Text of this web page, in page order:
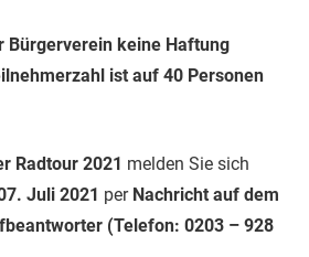
Bürgerverein keine Haftung
ist auf 40 Personen
Radtour 2021 melden Sie sich
Juli 2021 per Nachricht auf dem
(Telefon: 0203 – 928